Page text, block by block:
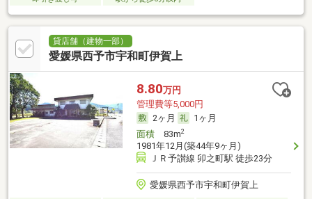
貸店舗（建物一部）
愛媛県西予市宇和町伊賀上
8.80万円
管理費等5,000円
2ヶ月
1ヶ月
面積83m2
1981年12月(築44年9ヶ月)
ＪＲ予讃線 卯之町駅 徒歩23分
愛媛県西予市宇和町伊賀上